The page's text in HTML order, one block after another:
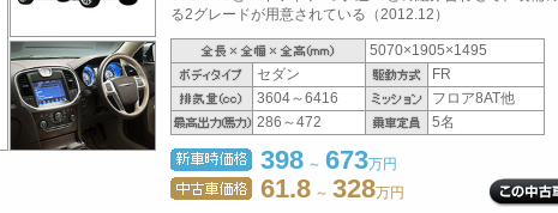
る2グレードが用意されている（2012.12）
5070×1905×1495
セダン
FR
3604～6416
フロア8AT他
286～472
5名
398 ～ 673万円
61.8 ～ 328万円